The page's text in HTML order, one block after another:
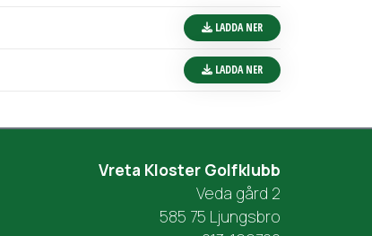
LADDA NER
LADDA NER
Vreta Kloster Golfklubb
Veda gård 2
585 75 Ljungsbro